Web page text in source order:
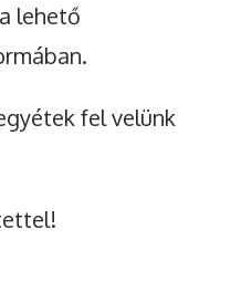
lehető
fel velünk